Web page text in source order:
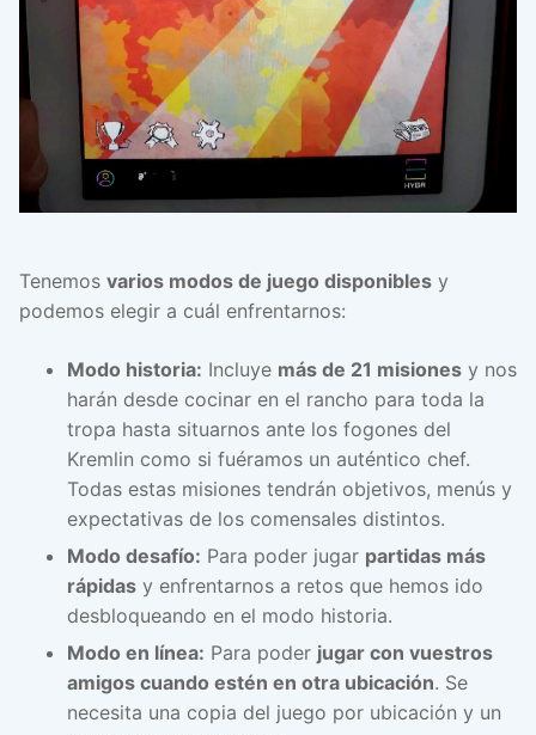
Tenemos varios modos de juego disponibles y
podemos elegir a cuál enfrentarnos:
Modo historia: Incluye más de 21 misiones y nos
harán desde cocinar en el rancho para toda la
tropa hasta situarnos ante los fogones del
Kremlin como si fuéramos un auténtico chef.
Todas estas misiones tendrán objetivos, menús y
expectativas de los comensales distintos.
Modo desafío: Para poder jugar partidas más
rápidas y enfrentarnos a retos que hemos ido
desbloqueando en el modo historia.
Modo en línea: Para poder jugar con vuestros
amigos cuando estén en otra ubicación. Se
necesita una copia del juego por ubicación y un